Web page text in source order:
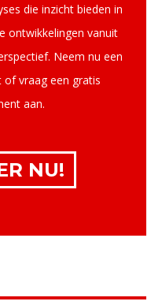
die inzicht bieden in
ontwikkelingen vanuit
Neem nu een
vraag een gratis
aan.
NU!